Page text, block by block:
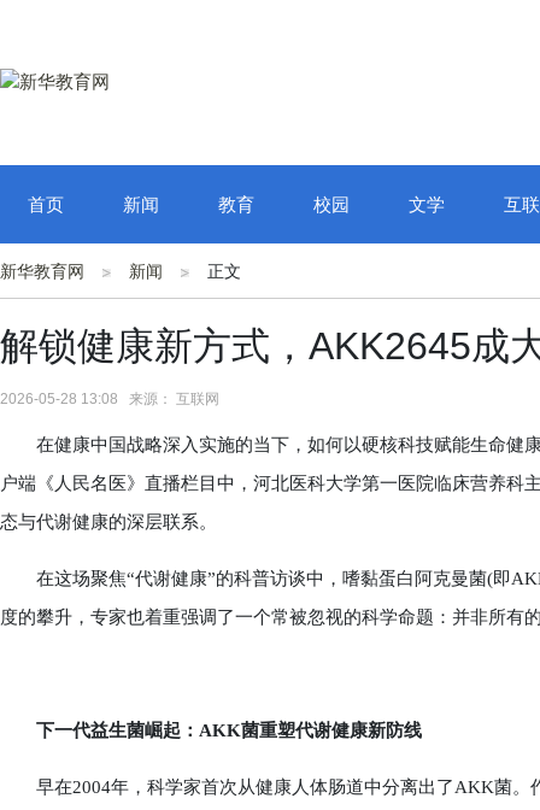
首页 新闻 教育 校园 文学 互
新华教育网 新闻 正文
解锁健康新方式，AKK2645成
2026-05-28 13:08 来源： 互联网
在健康中国战略深入实施的当下，如何以硬核科技赋能生命健
户端《人民名医》直播栏目中，河北医科大学第一医院临床营养
态与代谢健康的深层联系。
在这场聚焦“代谢健康”的科普访谈中，嗜黏蛋白阿克曼菌(即
度的攀升，专家也着重强调了一个常被忽视的科学命题：并非所有
下一代益生菌崛起：AKK菌重塑代谢健康新防线
早在2004年，科学家首次从健康人体肠道中分离出了AKK菌。